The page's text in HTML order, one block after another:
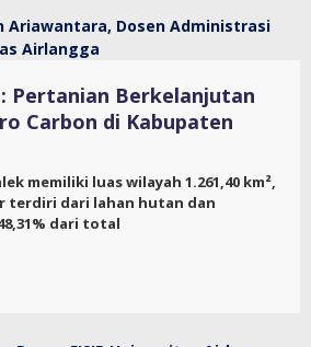
Pertanian Berkelanjutan
Carbon di Kabupaten
memiliki luas wilayah 1.261,40 km²,
terdiri dari lahan hutan dan
dari total